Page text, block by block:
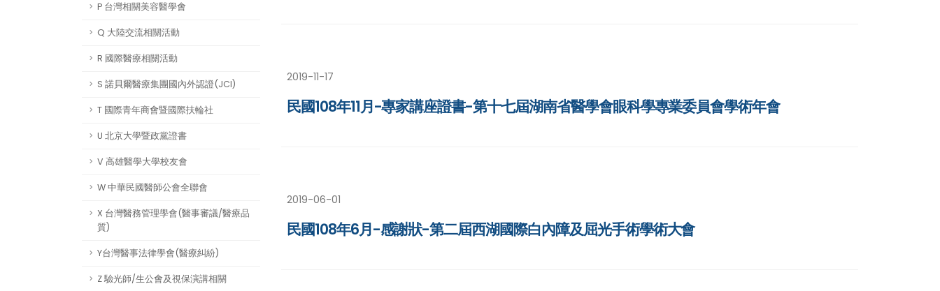
P 台灣相關美容醫學會
Q 大陸交流相關活動
R 國際醫療相關活動
S 諾貝爾醫療集團國內外認證(JCI)
T 國際青年商會暨國際扶輪社
U 北京大學暨政黨證書
V 高雄醫學大學校友會
W 中華民國醫師公會全聯會
X 台灣醫務管理學會(醫事審議/醫療品
質)
Y台灣醫事法律學會(醫療糾紛)
Z 驗光師/生公會及視保演講相關
2019-11-17
民國108年11月-專家講座證書-第十七屆湖南省醫學會眼科學專業委員會學術年會
2019-06-01
民國108年6月-感謝狀-第二屆西湖國際白內障及屈光手術學術大會